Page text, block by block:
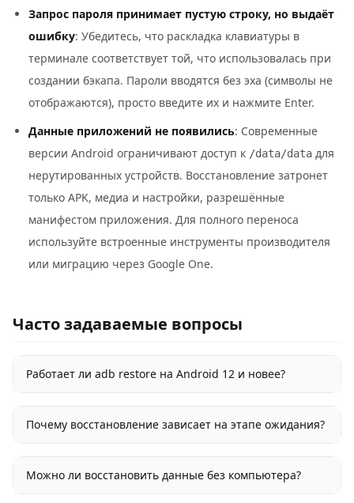
Запрос пароля принимает пустую строку, но выдаёт
ошибку: Убедитесь, что раскладка клавиатуры в
терминале соответствует той, что использовалась при
создании бэкапа. Пароли вводятся без эха (символы не
отображаются), просто введите их и нажмите Enter.
Данные приложений не появились: Современные
версии Android ограничивают доступ к /data/data для
нерутированных устройств. Восстановление затронет
только APK, медиа и настройки, разрешённые
манифестом приложения. Для полного переноса
используйте встроенные инструменты производителя
или миграцию через Google One.
Часто задаваемые вопросы
Работает ли adb restore на Android 12 и новее?
Почему восстановление зависает на этапе ожидания?
Можно ли восстановить данные без компьютера?